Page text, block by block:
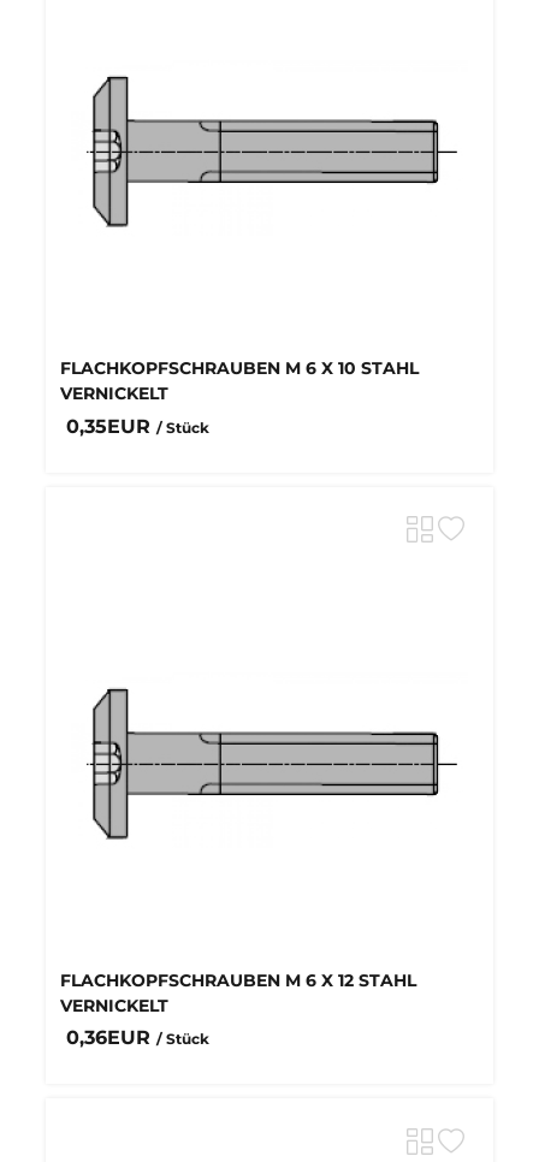
FLACHKOPFSCHRAUBEN M 6 X 10 STAHL
VERNICKELT
0,35EUR / Stück
FLACHKOPFSCHRAUBEN M 6 X 12 STAHL
VERNICKELT
0,36EUR / Stück